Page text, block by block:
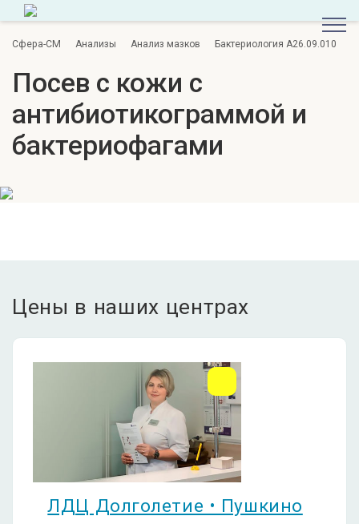
Сфера-СМ Анализы Анализ мазков Бактериология A26.09.010
Посев с кожи с
антибиотикограммой и
бактериофагами
Цены в наших центрах
ЛДЦ Долголетие • Пушкино